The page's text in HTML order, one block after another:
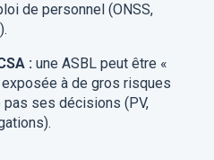
de personnel (ONSS,
:une ASBL peut être «
à de gros risques
ses décisions (PV,